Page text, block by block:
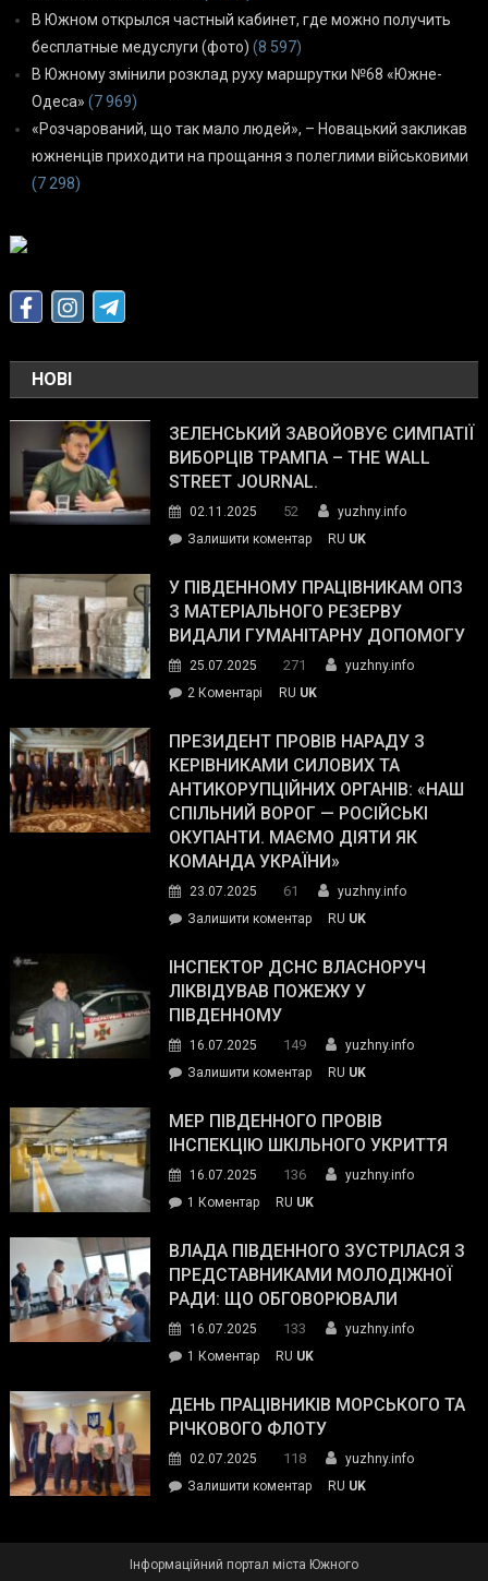
В Южном открылся частный кабинет, где можно получить
бесплатные медуслуги (фото) (8 597)
В Южному змінили розклад руху маршрутки №68 «Южне-
Одеса» (7 969)
«Розчарований, що так мало людей», – Новацький закликав
южненців приходити на прощання з полеглими військовими
(7 298)
НОВІ
ЗЕЛЕНСЬКИЙ ЗАВОЙОВУЄ СИМПАТІЇ
ВИБОРЦІВ ТРАМПА – THE WALL
STREET JOURNAL.
02.11.2025 52
yuzhny.info
Залишити коментарon
завойовує
симпатії
виборців
The
Street
Journal.
RU UK
У ПІВДЕННОМУ ПРАЦІВНИКАМ ОПЗ
З МАТЕРІАЛЬНОГО РЕЗЕРВУ
ВИДАЛИ ГУМАНІТАРНУ ДОПОМОГУ
25.07.2025 271
yuzhny.info
2 Коментарі
Південному
працівникам
ОПЗ
з
матеріального
резерву
гуманітарну
допомогу
RU UK
ПРЕЗИДЕНТ ПРОВІВ НАРАДУ З
КЕРІВНИКАМИ СИЛОВИХ ТА
АНТИКОРУПЦІЙНИХ ОРГАНІВ: «НАШ
СПІЛЬНИЙ ВОРОГ — РОСІЙСЬКІ
ОКУПАНТИ. МАЄМО ДІЯТИ ЯК
КОМАНДА УКРАЇНИ»
23.07.2025 61
yuzhny.info
Залишити коментарon
провів
нараду
силових
та
органів:
«Наш
спільний
окупанти.
Маємо
діяти
команда
RU UK
ІНСПЕКТОР ДСНС ВЛАСНОРУЧ
ЛІКВІДУВАВ ПОЖЕЖУ У
ПІВДЕННОМУ
16.07.2025 149
yuzhny.info
Залишити коментарon
ДСНС
власноруч
пожежу
у
RU UK
МЕР ПІВДЕННОГО ПРОВІВ
ІНСПЕКЦІЮ ШКІЛЬНОГО УКРИТТЯ
16.07.2025 136
yuzhny.info
1 Коментардо
Південного
провів
інспекцію
укриття
RU UK
ВЛАДА ПІВДЕННОГО ЗУСТРІЛАСЯ З
ПРЕДСТАВНИКАМИ МОЛОДІЖНОЇ
РАДИ: ЩО ОБГОВОРЮВАЛИ
16.07.2025 133
yuzhny.info
1 Коментардо
Південного
зустрілася
представниками
молодіжної
обговорювали
RU UK
ДЕНЬ ПРАЦІВНИКІВ МОРСЬКОГО ТА
РІЧКОВОГО ФЛОТУ
02.07.2025 118
yuzhny.info
Залишити коментарon
RU UK
Інформаційний портал міста Южного